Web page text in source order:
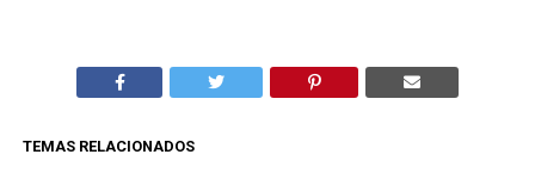
TEMAS RELACIONADOS